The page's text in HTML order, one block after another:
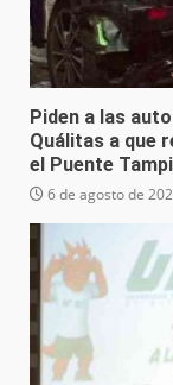
Piden a las
Quálitas a que
el Puente
6 de agosto de